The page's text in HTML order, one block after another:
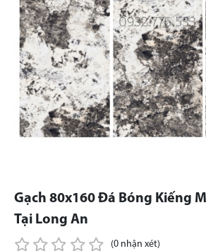
Gạch 80x160 Đá Bóng Kiếng
Tại Long An
(0 nhận xét)